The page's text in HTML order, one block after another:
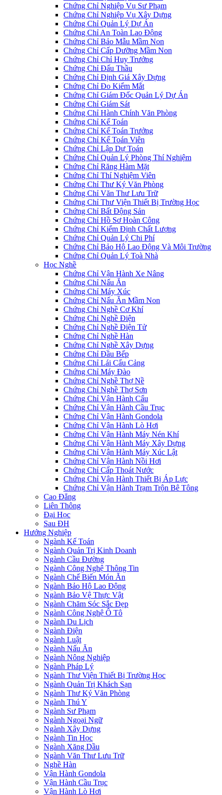
Chứng Chỉ Nghiệp Vụ Sư Phạm
Chứng Chỉ Nghiệp Vụ Xây Dựng
Chứng Chỉ Quản Lý Dự Án
Chứng Chỉ An Toàn Lao Động
Chứng Chỉ Bảo Mẫu Mầm Non
Chứng Chỉ Cấp Dưỡng Mầm Non
Chứng Chỉ Chỉ Huy Trưởng
Chứng Chỉ Đấu Thầu
Chứng Chỉ Định Giá Xây Dựng
Chứng Chỉ Đo Kiểm Mắt
Chứng Chỉ Giám Đốc Quản Lý Dự Án
Chứng Chỉ Giám Sát
Chứng Chỉ Hành Chính Văn Phòng
Chứng Chỉ Kế Toán
Chứng Chỉ Kế Toán Trưởng
Chứng Chỉ Kế Toán Viên
Chứng Chỉ Lập Dự Toán
Chứng Chỉ Quản Lý Phòng Thí Nghiệm
Chứng Chỉ Răng Hàm Mặt
Chứng Chỉ Thí Nghiệm Viên
Chứng Chỉ Thư Ký Văn Phòng
Chứng Chỉ Văn Thư Lưu Trữ
Chứng Chỉ Thư Viện Thiết Bị Trường Học
Chứng Chỉ Bất Động Sản
Chứng Chỉ Hồ Sơ Hoàn Công
Chứng Chỉ Kiểm Định Chất Lượng
Chứng Chỉ Quản Lý Chi Phí
Chứng Chỉ Bảo Hộ Lao Động Và Môi Trường
Chứng Chỉ Quản Lý Toà Nhà
Học Nghề
Chứng Chỉ Vận Hành Xe Nâng
Chứng Chỉ Nấu Ăn
Chứng Chỉ Máy Xúc
Chứng Chỉ Nấu Ăn Mầm Non
Chứng Chỉ Nghề Cơ Khí
Chứng Chỉ Nghề Điện
Chứng Chỉ Nghề Điện Tử
Chứng Chỉ Nghề Hàn
Chứng Chỉ Nghề Xây Dựng
Chứng Chỉ Đầu Bếp
Chứng Chỉ Lái Cẩu Cảng
Chứng Chỉ Máy Đào
Chứng Chỉ Nghề Thợ Nề
Chứng Chỉ Nghề Thợ Sơn
Chứng Chỉ Vận Hành Cẩu
Chứng Chỉ Vận Hành Cầu Trục
Chứng Chỉ Vận Hành Gondola
Chứng Chỉ Vận Hành Lò Hơi
Chứng Chỉ Vận Hành Máy Nén Khí
Chứng Chỉ Vận Hành Máy Xây Dựng
Chứng Chỉ Vận Hành Máy Xúc Lật
Chứng Chỉ Vận Hành Nồi Hơi
Chứng Chỉ Cấp Thoát Nước
Chứng Chỉ Vận Hành Thiết Bị Áp Lực
Chứng Chỉ Vận Hành Trạm Trộn Bê Tông
Cao Đẳng
Liên Thông
Đại Học
Sau ĐH
Hướng Nghiệp
Ngành Kế Toán
Ngành Quản Trị Kinh Doanh
Ngành Cầu Đường
Ngành Công Nghệ Thông Tin
Ngành Chế Biến Món Ăn
Ngành Bảo Hộ Lao Động
Ngành Bảo Vệ Thực Vật
Ngành Chăm Sóc Sắc Đẹp
Ngành Công Nghệ Ô Tô
Ngành Du Lịch
Ngành Điện
Ngành Luật
Ngành Nấu Ăn
Ngành Nông Nghiệp
Ngành Pháp Lý
Ngành Thư Viện Thiết Bị Trường Học
Ngành Quản Trị Khách Sạn
Ngành Thư Ký Văn Phòng
Ngành Thú Y
Ngành Sư Phạm
Ngành Ngoại Ngữ
Ngành Xây Dựng
Ngành Tin Học
Ngành Xăng Dầu
Ngành Văn Thư Lưu Trữ
Nghề Hàn
Vận Hành Gondola
Vận Hành Cầu Trục
Vận Hành Lò Hơi